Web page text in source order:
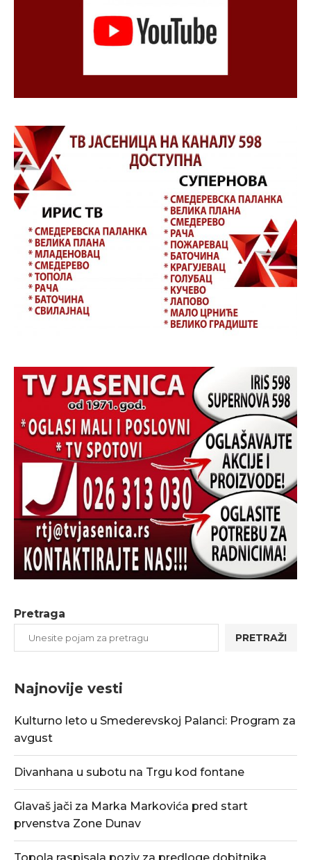
Pretraga
PRETRAŽI
Najnovije vesti
Kulturno leto u Smederevskoj Palanci: Program za
avgust
Divanhana u subotu na Trgu kod fontane
Glavaš jači za Marka Markovića pred start
prvenstva Zone Dunav